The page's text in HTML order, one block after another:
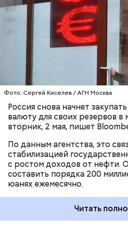
Фото: Сергей Киселев / АГН Москва
Россия снова начнет
валюту для своих резервов в
вторник, 2 мая, пишет
По данным агентства, это
стабилизацией
с ростом доходов от нефти.
составить порядка 200
юанях ежемесячно.
говорится в
материале
Читать
РОССИЯ ФИНАНСЫ
Правительство России
передачу электроэнергии на
конца 2023 года.
подписал премьер-министр
Эксперты Центра
Роскачестваобъяснили
произошли в области
хозяйства в 2023 году.